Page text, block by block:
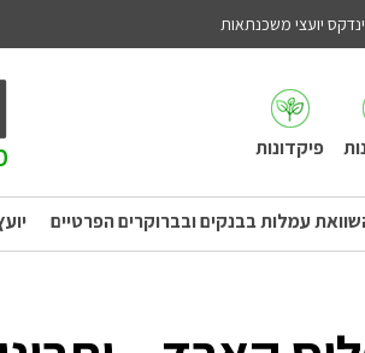
יועצי משכנתאות
פיקדונות
עמלות בבנקים ובברוקרים הפרטיים